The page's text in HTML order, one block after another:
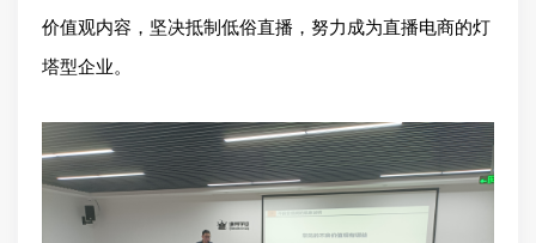
价值观内容，坚决抵制低俗直播，努力成为直播电商的灯
塔型企业。